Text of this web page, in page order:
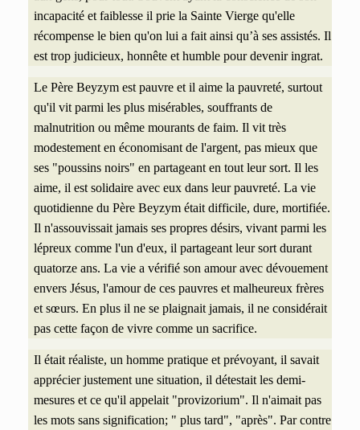
incapacité et faiblesse il prie la Sainte Vierge qu'elle
récompense le bien qu'on lui a fait ainsi qu’à ses assistés. Il
est trop judicieux, honnête et humble pour devenir ingrat.
Le Père Beyzym est pauvre et il aime la pauvreté, surtout
qu'il vit parmi les plus misérables, souffrants de
malnutrition ou même mourants de faim. Il vit très
modestement en économisant de l'argent, pas mieux que
ses "poussins noirs" en partageant en tout leur sort. Il les
aime, il est solidaire avec eux dans leur pauvreté. La vie
quotidienne du Père Beyzym était difficile, dure, mortifiée.
Il n'assouvissait jamais ses propres désirs, vivant parmi les
lépreux comme l'un d'eux, il partageant leur sort durant
quatorze ans. La vie a vérifié son amour avec dévouement
envers Jésus, l'amour de ces pauvres et malheureux frères
et sœurs. En plus il ne se plaignait jamais, il ne considérait
pas cette façon de vivre comme un sacrifice.
Il était réaliste, un homme pratique et prévoyant, il savait
apprécier justement une situation, il détestait les demi-
mesures et ce qu'il appelait "provizorium". Il n'aimait pas
les mots sans signification; " plus tard", "après". Par contre